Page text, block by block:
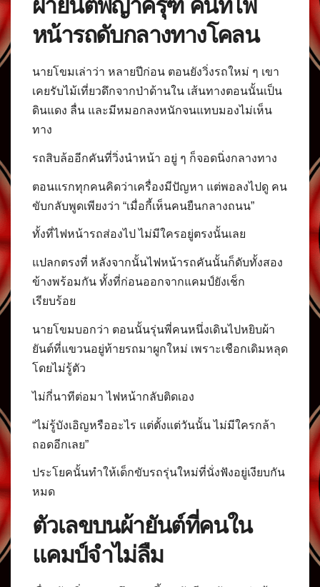
หน้ารถดับกลางทางโคลน
นายโขมเล่าว่า หลายปีก่อน ตอนยังวิ่งรถใหม่ ๆ เขา
เคยรับไม้เที่ยวดึกจากป่าด้านใน เส้นทางตอนนั้นเป็น
ดินแดง ลื่น และมีหมอกลงหนักจนแทบมองไม่เห็น
ทาง
รถสิบล้ออีกคันที่วิ่งนำหน้า อยู่ ๆ ก็จอดนิ่งกลางทาง
ตอนแรกทุกคนคิดว่าเครื่องมีปัญหา แต่พอลงไปดู คน
ขับกลับพูดเพียงว่า “เมื่อกี้เห็นคนยืนกลางถนน”
ทั้งที่ไฟหน้ารถส่องไป ไม่มีใครอยู่ตรงนั้นเลย
แปลกตรงที่ หลังจากนั้นไฟหน้ารถคันนั้นก็ดับทั้งสอง
ข้างพร้อมกัน ทั้งที่ก่อนออกจากแคมป์ยังเช็ก
เรียบร้อย
นายโขมบอกว่า ตอนนั้นรุ่นพี่คนหนึ่งเดินไปหยิบผ้า
ยันต์ที่แขวนอยู่ท้ายรถมาผูกใหม่ เพราะเชือกเดิมหลุด
โดยไม่รู้ตัว
ไม่กี่นาทีต่อมา ไฟหน้ากลับติดเอง
“ไม่รู้บังเอิญหรืออะไร แต่ตั้งแต่วันนั้น ไม่มีใครกล้า
ถอดอีกเลย”
ประโยคนั้นทำให้เด็กขับรถรุ่นใหม่ที่นั่งฟังอยู่เงียบกัน
หมด
ตัวเลขบนผ้ายันต์ที่คนใน
แคมป์จำไม่ลืม